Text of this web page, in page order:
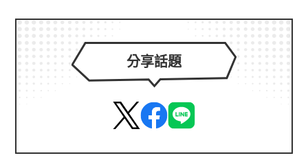
分享話題